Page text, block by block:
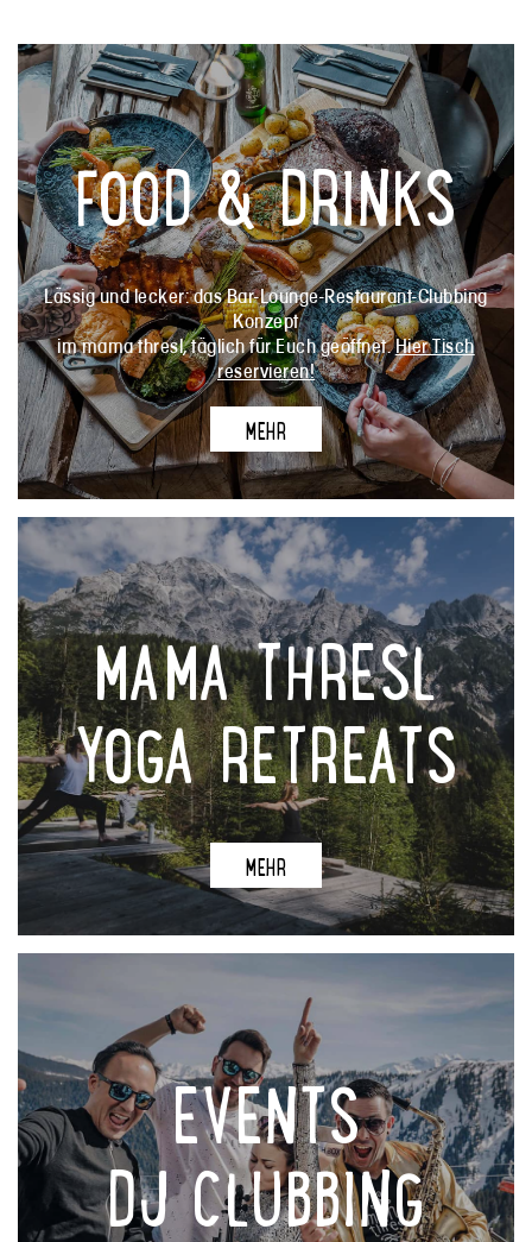
FOOD & DRINKS
Lässig und lecker: das Bar-Lounge-Restaurant-Clubbing
Konzept
im mama thresl, täglich für Euch geöffnet.Hier Tisch
reservieren!
MEHR
MAMA THRESL
YOGA RETREATS
MEHR
EVENTS
DJ CLUBBING